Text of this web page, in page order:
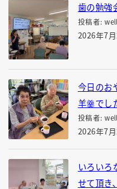
歯の勉強
投稿者:
2026年7
今日のお
羊羹でし
投稿者:
2026年7
いろいろ
せて頂き、